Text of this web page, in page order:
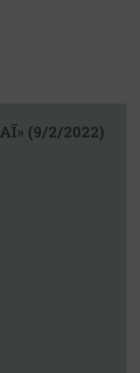
(9/2/2022)